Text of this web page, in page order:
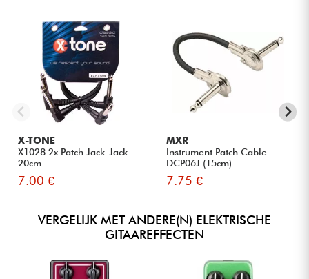
X-TONE
X1028 2x Patch Jack-Jack -
20cm
7.00 €
MXR
Instrument Patch Cable
DCP06J (15cm)
7.75 €
VERGELIJK MET ANDERE(N) ELEKTRISCHE
GITAAREFFECTEN